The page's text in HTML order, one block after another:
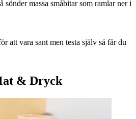
sönder massa småbitar som ramlar ner i
att vara sant men testa själv så får du
& Dryck